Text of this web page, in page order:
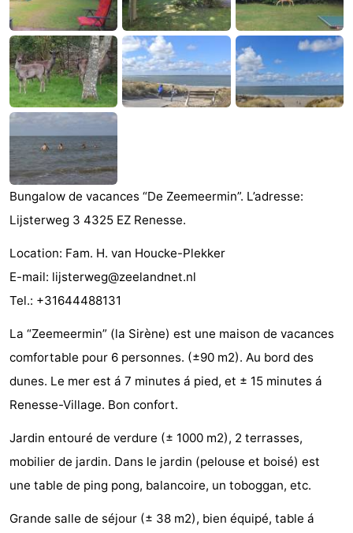
Zélande
Resort
Haamstede
-
Résidence
't
Hof
van
Haamstede
-
Schouwen
-
Schouwse
Valleien
-
Soeten
Haert
-
Wijde
-
Village
Zeeuwse
Kust
-
Zonnedorp
-
’t
Hof
van
Haamstede
Hôtels
Last
minutes
Plages
Voir
et
faire
Lieux
d'intérêt
-
Bungalow de vacances “De Zeemeermin”. L’adresse:
Lijsterweg 3 4325 EZ Renesse.
Location: Fam. H. van Houcke-Plekker
E-mail: lijsterweg@zeelandnet.nl
Tel.: +31644488131
La “Zeemeermin” (la Sirène) est une maison de vacances
comfortable pour 6 personnes. (±90 m2). Au bord des
dunes. Le mer est á 7 minutes á pied, et ± 15 minutes á
Renesse-Village. Bon confort.
Jardin entouré de verdure (± 1000 m2), 2 terrasses,
mobilier de jardin. Dans le jardin (pelouse et boisé) est
une table de ping pong, balancoire, un toboggan, etc.
Grande salle de séjour (± 38 m2), bien équipé, table á